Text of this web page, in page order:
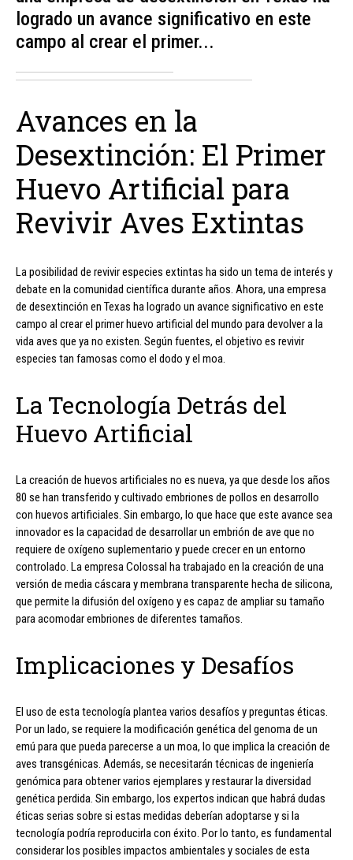
logrado un avance significativo en este
campo al crear el primer...
Avances en la
Desextinción: El Primer
Huevo Artificial para
Revivir Aves Extintas
La posibilidad de revivir especies extintas ha sido un tema de interés y
debate en la comunidad científica durante años. Ahora, una empresa
de desextinción en Texas ha logrado un avance significativo en este
campo al crear el primer huevo artificial del mundo para devolver a la
vida aves que ya no existen. Según fuentes, el objetivo es revivir
especies tan famosas como el dodo y el moa.
La Tecnología Detrás del
Huevo Artificial
La creación de huevos artificiales no es nueva, ya que desde los años
80 se han transferido y cultivado embriones de pollos en desarrollo
con huevos artificiales. Sin embargo, lo que hace que este avance sea
innovador es la capacidad de desarrollar un embrión de ave que no
requiere de oxígeno suplementario y puede crecer en un entorno
controlado. La empresa Colossal ha trabajado en la creación de una
versión de media cáscara y membrana transparente hecha de silicona,
que permite la difusión del oxígeno y es capaz de ampliar su tamaño
para acomodar embriones de diferentes tamaños.
Implicaciones y Desafíos
El uso de esta tecnología plantea varios desafíos y preguntas éticas.
Por un lado, se requiere la modificación genética del genoma de un
emú para que pueda parecerse a un moa, lo que implica la creación de
aves transgénicas. Además, se necesitarán técnicas de ingeniería
genómica para obtener varios ejemplares y restaurar la diversidad
genética perdida. Sin embargo, los expertos indican que habrá dudas
éticas serias sobre si estas medidas deberían adoptarse y si la
tecnología podría reproducirla con éxito. Por lo tanto, es fundamental
considerar los posibles impactos ambientales y sociales de esta